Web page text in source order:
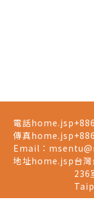
電話home.jsp
傳真home.jsp
Email：
地址home.jsp台
236